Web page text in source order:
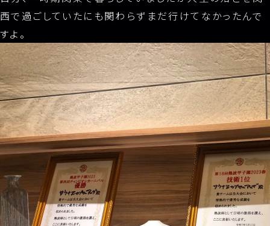
西で過ごしていたにも関わらずまだ行けてなかったんで
すよ。